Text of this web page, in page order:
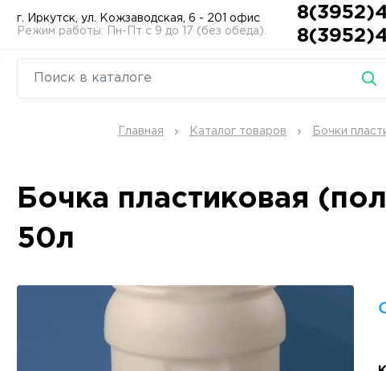
г. Иркутск, ул. Кожзаводская, 6 - 201 офис
Режим работы: Пн-Пт с 9 до 17 (без обеда).
Главная Каталог товаров Бочки
Бочка пластиковая
50л